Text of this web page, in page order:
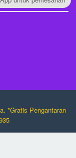
*Gratis Pengantaran